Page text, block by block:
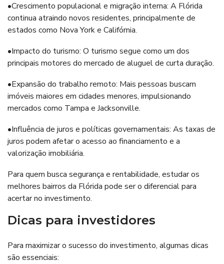
•Crescimento populacional e migração interna: A Flórida
continua atraindo novos residentes, principalmente de
estados como Nova York e Califórnia.
•Impacto do turismo: O turismo segue como um dos
principais motores do mercado de aluguel de curta duração.
•Expansão do trabalho remoto: Mais pessoas buscam
imóveis maiores em cidades menores, impulsionando
mercados como Tampa e Jacksonville.
•Influência de juros e políticas governamentais: As taxas de
juros podem afetar o acesso ao financiamento e a
valorização imobiliária.
Para quem busca segurança e rentabilidade, estudar os
melhores bairros da Flórida pode ser o diferencial para
acertar no investimento.
Dicas para investidores
Para maximizar o sucesso do investimento, algumas dicas
são essenciais: